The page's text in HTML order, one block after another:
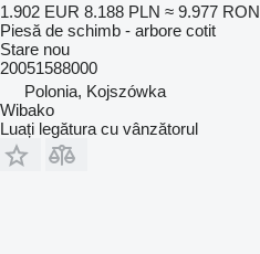
1.902 EUR 8.188 PLN ≈ 9.977 RON
Piesă de schimb - arbore cotit
Stare nou
20051588000
Polonia, Kojszówka
Wibako
Luați legătura cu vânzătorul